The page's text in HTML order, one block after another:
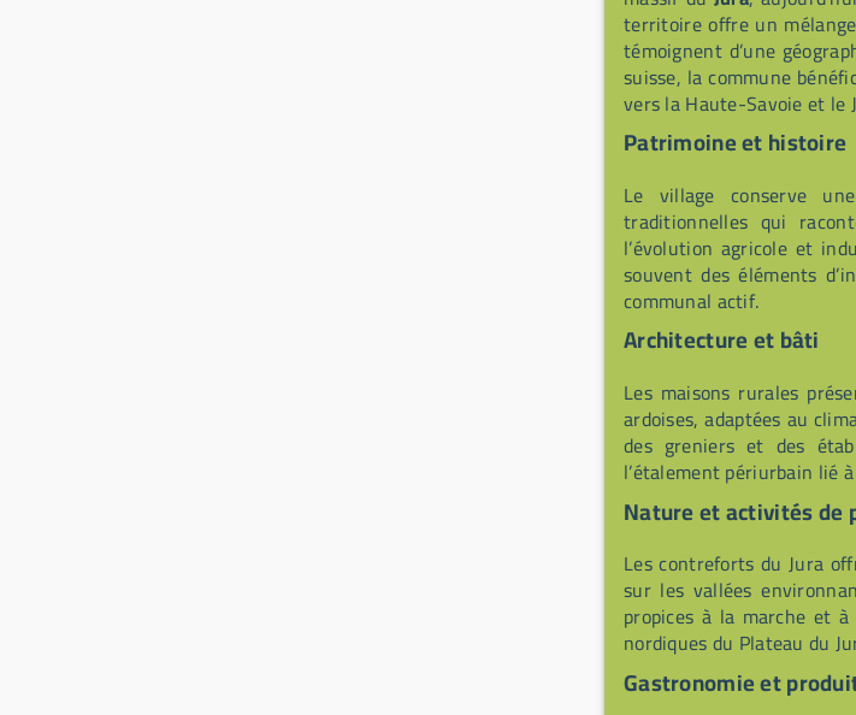
territoire offre un
témoignent d’une
suisse, la commune
vers la Haute-Savoie et le
Patrimoine et histoire
Le village conserve
traditionnelles qui
l’évolution agricole et
souvent des éléments
communal actif.
Architecture et bâti
Les maisons rurales
ardoises, adaptées au
des greniers et des
l’étalement périurbain lié
Nature et activités de
Les contreforts du Jura
sur les vallées
propices à la marche et
nordiques du Plateau du
Gastronomie et